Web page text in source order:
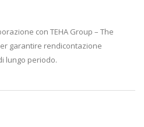
con TEHA Group – The
garantire rendicontazione
lungo periodo.